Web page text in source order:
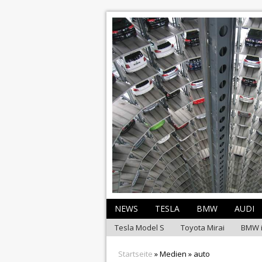
NEWS TESLA BMW AUDI
Tesla Model S Toyota Mirai BMW
Startseite » Medien » auto